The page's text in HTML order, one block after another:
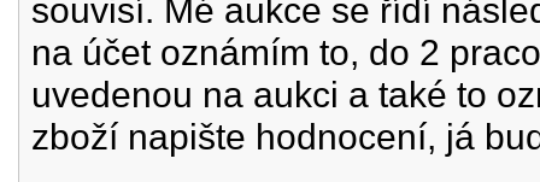
souvisí. Mé aukce se řídí
na účet oznámím to, do 2
uvedenou na aukci a také to
zboží napište hodnocení, já